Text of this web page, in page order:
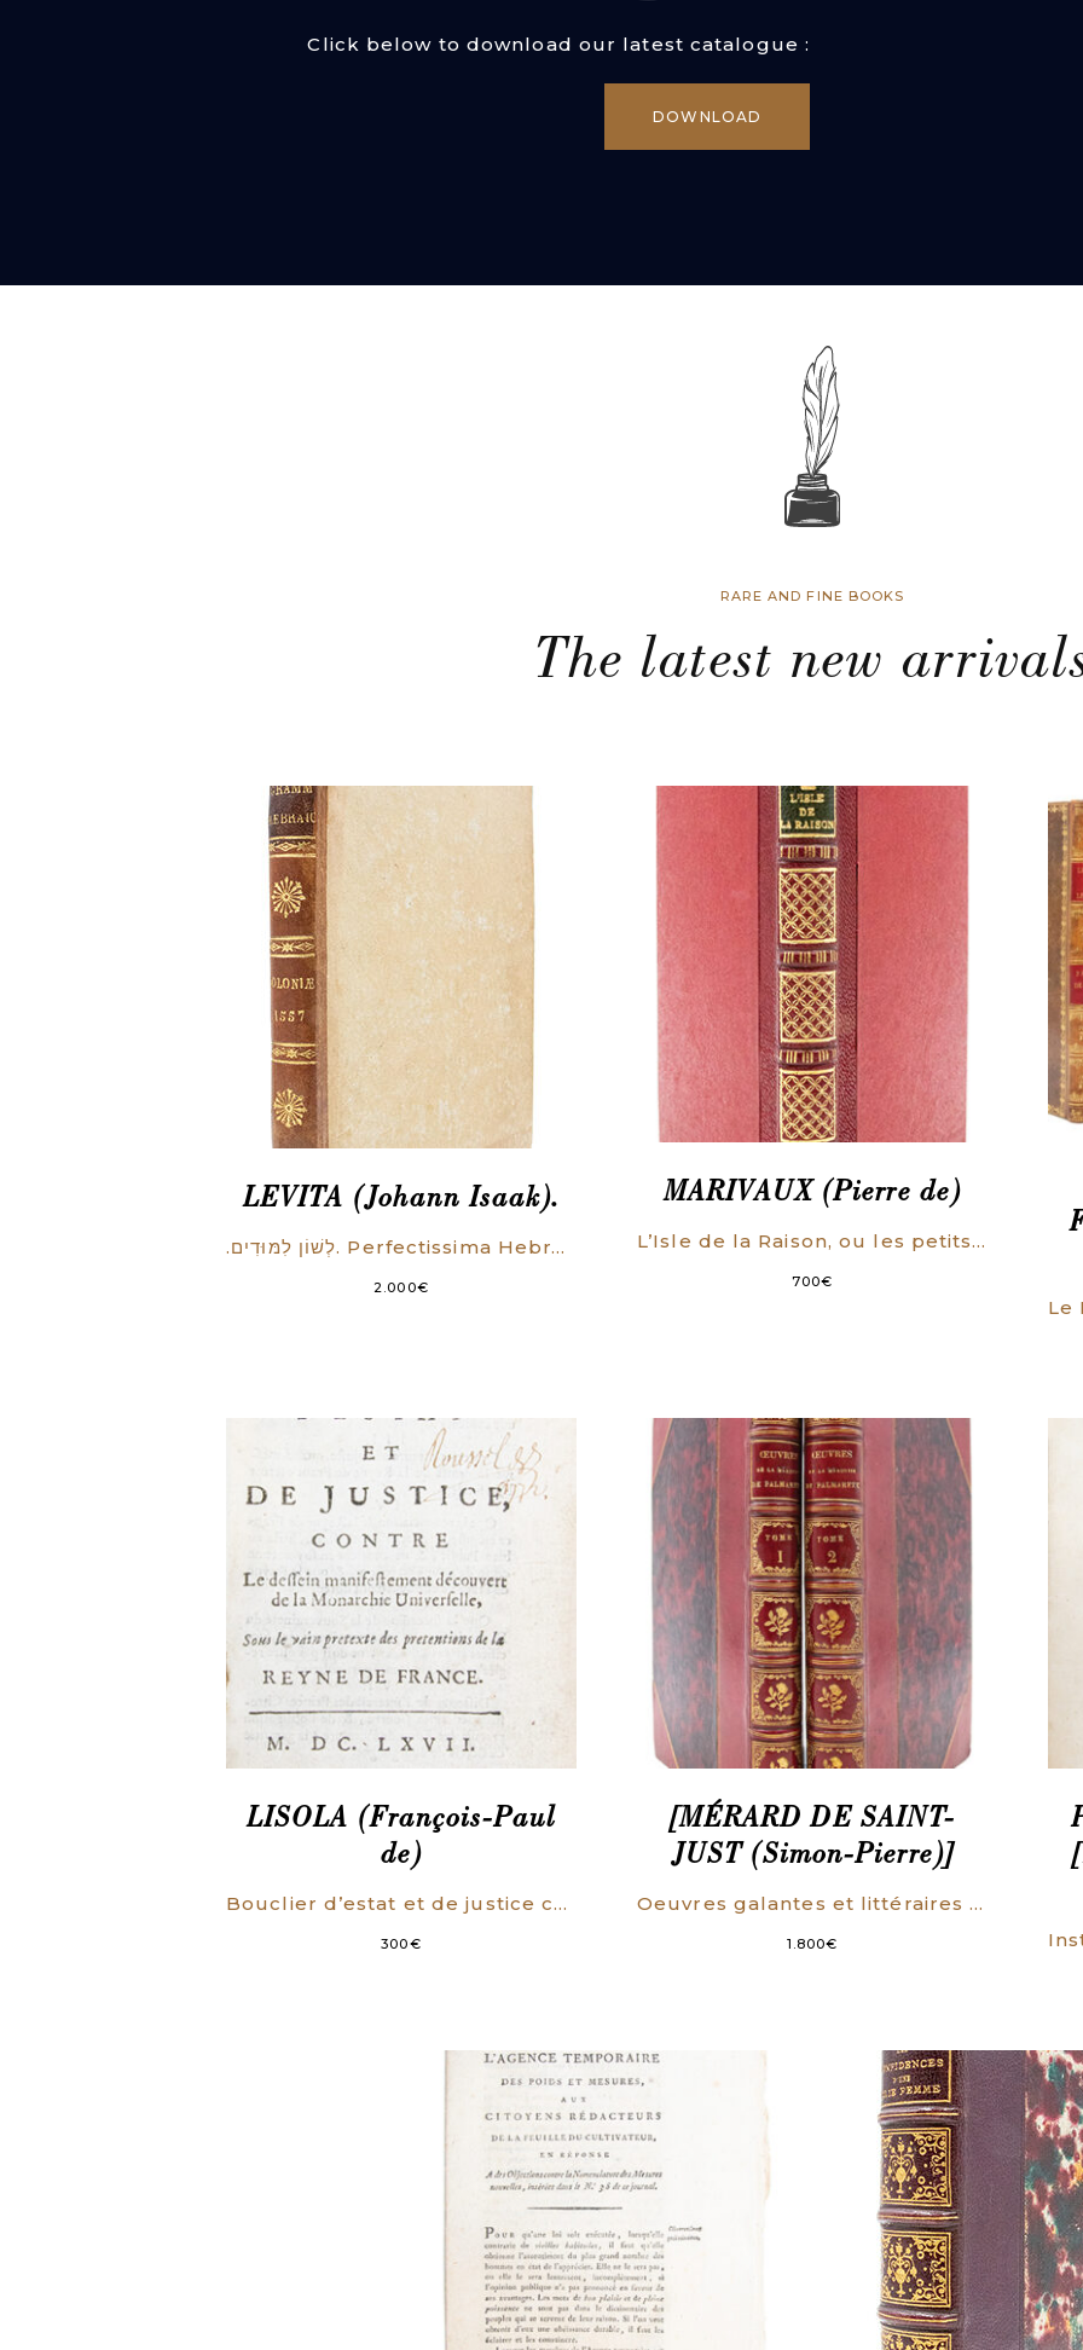
Click below to download our latest catalogue :
DOWNLOAD
RARE AND FINE BOOKS
The latest new
LEVITA (Johann Isaak).
.לְשׁוֹן לִמּוּדִים. Perfectissima Hebraea grammatica, commodo admodum ordine in tres libros distincta. Quorum primus simpliciora tantum docet: secundus perfectiora & graviora paulo: Tertius difficillima quaeque absolutissime & accuratissime tradit.
2.000€
MARIVAUX (Pierre de)
L’Isle de la Raison, ou les petits hommes. Comédie en trois actes.
700€
LISOLA (François-Paul
de)
Bouclier d’estat et de justice contre le dessein manifestement découvert de la Monarchie Universelle, Sous le vain pretexte des pretentions de la Reyne de France.
300€
[MÉRARD DE SAINT-
JUST (Simon-Pierre)]
Oeuvres galantes et littéraires par Mme de Palmareze [i.e. Mérard de Saint-Just].
1.800€